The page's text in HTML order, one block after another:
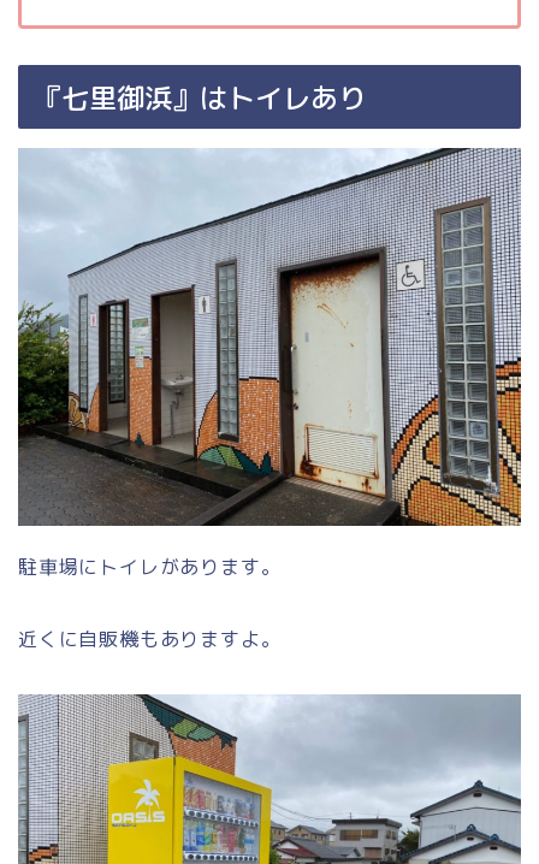
『七里御浜』はトイレあり
駐車場にトイレがあります。
近くに自販機もありますよ。